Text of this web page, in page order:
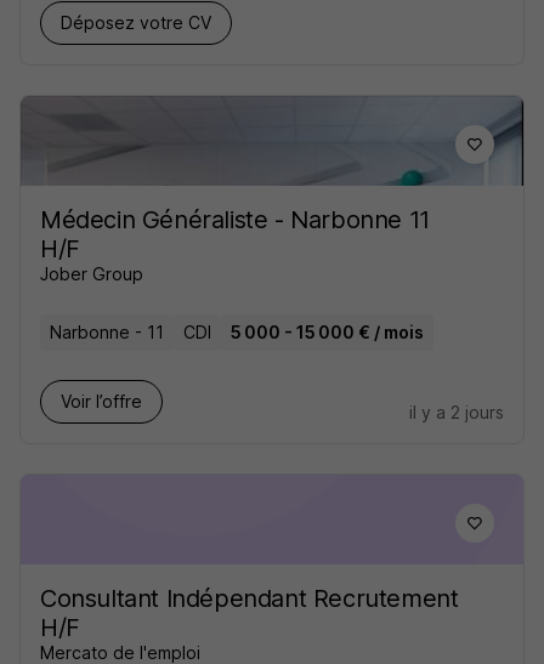
Déposez votre CV
Médecin Généraliste - Narbonne 11
H/F
Jober Group
Narbonne - 11 CDI 5 000 - 15 000 € / mois
Voir l’offre
il y a 2 jours
Consultant Indépendant Recrutement
H/F
Mercato de l'emploi